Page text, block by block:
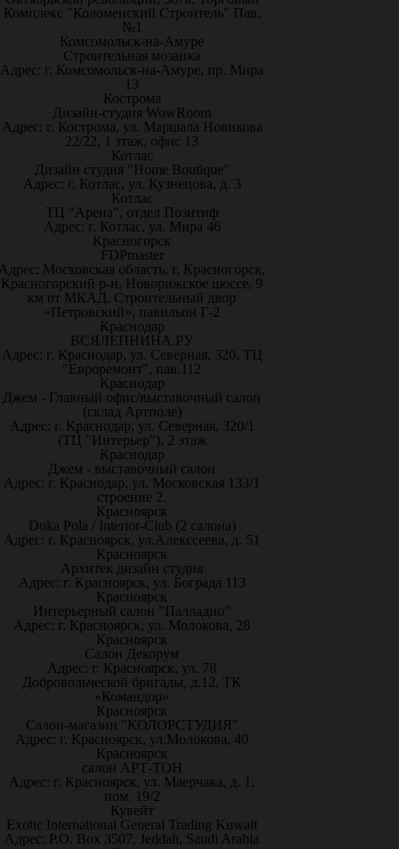
Комплекс "Коломенский Строитель" Пав.
№1
Комсомольск-на-Амуре
Строительная мозаика
Адрес: г. Комсомольск-на-Амуре, пр. Мира
13
Кострома
Дизайн-студия WowRoom
Адрес: г. Кострома, ул. Маршала Новикова
22/22, 1 этаж, офис 13
Котлас
Дизайн студия "Home Boutique"
Адрес: г. Котлас, ул. Кузнецова, д. 3
Котлас
ТЦ "Арена", отдел Позитиф
Адрес: г. Котлас, ул. Мира 46
Красногорск
FDPmaster
Московская область, г. Красногорск,
Красногорский р-н, Новорижское шоссе, 9
км от МКАД. Строительный двор
«Петровский», павильон Г-2
Краснодар
ВСЯЛЕПНИНА.РУ
Адрес: г. Краснодар, ул. Северная, 320, ТЦ
"Евроремонт", пав.112
Краснодар
Джем - Главный офис/выставочный салон
(склад Артполе)
Адрес: г. Краснодар, ул. Северная, 320/1
(ТЦ "Интерьер"), 2 этаж
Краснодар
Джем - выставочный салон
Адрес: г. Краснодар, ул. Московская 133/1
строение 2.
Красноярск
Doka Pola / Interior-Club (2 салона)
Адрес: г. Красноярск, ул.Алекссеева, д. 51
Красноярск
Архитек дизайн студия
Адрес: г. Красноярск, ул. Бограда 113
Красноярск
Интерьерный салон "Палладио"
Адрес: г. Красноярск, ул. Молокова, 28
Красноярск
Салон Декорум
Адрес: г. Красноярск, ул. 78
Добровольческой бригады, д.12, ТК
«Командор»
Красноярск
Салон-магазин "КОЛОРСТУДИЯ"
Адрес: г. Красноярск, ул.Молокова, 40
Красноярск
салон АРТ-ТОН
Адрес: г. Красноярск, ул. Маерчака, д. 1,
пом. 19/2
Кувейт
Exotic International General Trading Kuwait
Адрес: P.O. Box 3507, Jeddah, Saudi Arabia